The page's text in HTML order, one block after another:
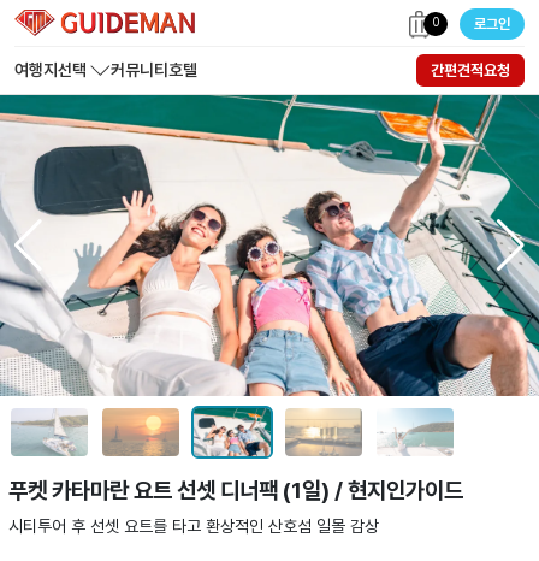
0 로그인
여행지선택 커뮤니티 호텔 간편견적요청
푸켓 카타마란 요트 선셋 디너팩 (1일) / 현지인가이드
시티투어 후 선셋 요트를 타고 환상적인 산호섬 일몰 감상